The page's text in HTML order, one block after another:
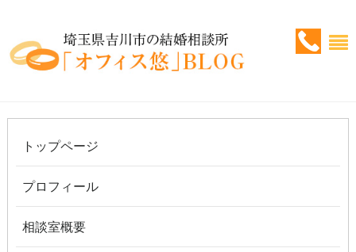
トップページ
プロフィール
相談室概要